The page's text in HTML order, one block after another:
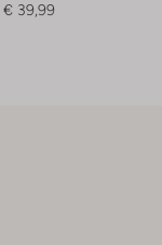
€ 39,99